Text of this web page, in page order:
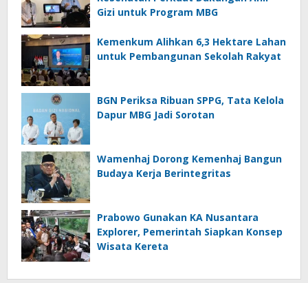
Gizi untuk Program MBG
Kemenkum Alihkan 6,3 Hektare Lahan
untuk Pembangunan Sekolah Rakyat
BGN Periksa Ribuan SPPG, Tata Kelola
Dapur MBG Jadi Sorotan
Wamenhaj Dorong Kemenhaj Bangun
Budaya Kerja Berintegritas
Prabowo Gunakan KA Nusantara
Explorer, Pemerintah Siapkan Konsep
Wisata Kereta